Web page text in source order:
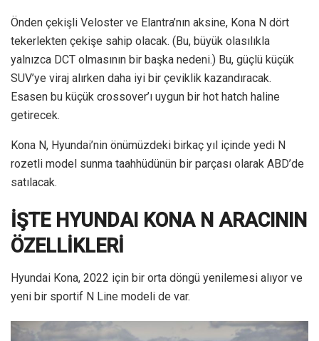
Önden çekişli Veloster ve Elantra’nın aksine, Kona N dört
tekerlekten çekişe sahip olacak. (Bu, büyük olasılıkla
yalnızca DCT olmasının bir başka nedeni.) Bu, güçlü küçük
SUV’ye viraj alırken daha iyi bir çeviklik kazandıracak.
Esasen bu küçük crossover’ı uygun bir hot hatch haline
getirecek.
Kona N, Hyundai’nin önümüzdeki birkaç yıl içinde yedi N
rozetli model sunma taahhüdünün bir parçası olarak ABD’de
satılacak.
İŞTE HYUNDAI KONA N ARACININ
ÖZELLİKLERİ
Hyundai Kona, 2022 için bir orta döngü yenilemesi alıyor ve
yeni bir sportif N Line modeli de var.